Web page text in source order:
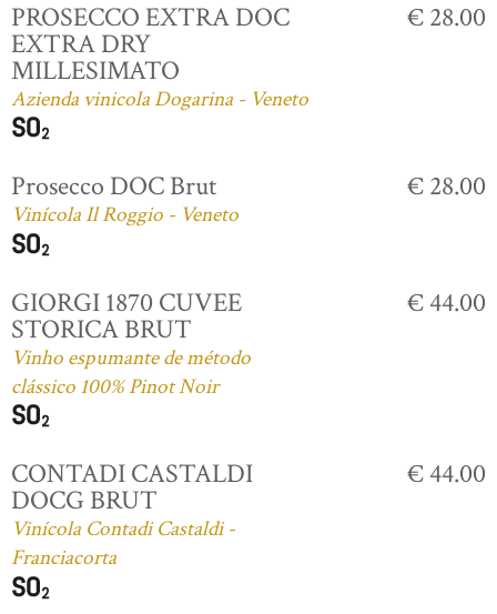
PROSECCO EXTRA DOC
EXTRA DRY
MILLESIMATO
Azienda vinicola Dogarina - Veneto
€ 28.00
Prosecco DOC Brut
Vinícola Il Roggio - Veneto
€ 28.00
GIORGI 1870 CUVEE
STORICA BRUT
Vinho espumante de método
clássico 100% Pinot Noir
€ 44.00
CONTADI CASTALDI
DOCG BRUT
Vinícola Contadi Castaldi -
Franciacorta
€ 44.00